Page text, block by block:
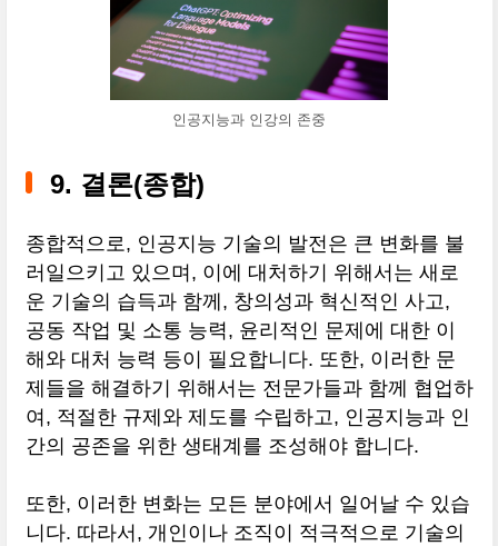
인공지능과 인강의 존중
9. 결론(종합)
종합적으로, 인공지능 기술의 발전은 큰 변화를 불
러일으키고 있으며, 이에 대처하기 위해서는 새로
운 기술의 습득과 함께, 창의성과 혁신적인 사고,
공동 작업 및 소통 능력, 윤리적인 문제에 대한 이
해와 대처 능력 등이 필요합니다. 또한, 이러한 문
제들을 해결하기 위해서는 전문가들과 함께 협업하
여, 적절한 규제와 제도를 수립하고, 인공지능과 인
간의 공존을 위한 생태계를 조성해야 합니다.
또한, 이러한 변화는 모든 분야에서 일어날 수 있습
니다. 따라서, 개인이나 조직이 적극적으로 기술의